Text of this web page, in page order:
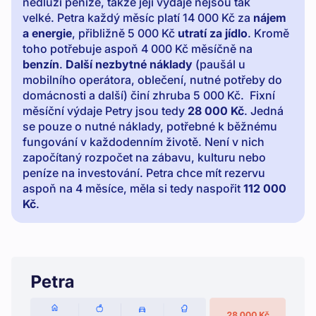
velké. Petra každý měsíc platí 14 000 Kč za nájem
a energie, přibližně 5 000 Kč utratí za jídlo. Kromě
toho potřebuje aspoň 4 000 Kč měsíčně na
benzín. Další nezbytné náklady (paušál u
mobilního operátora, oblečení, nutné potřeby do
domácnosti a další) činí zhruba 5 000 Kč. Fixní
měsíční výdaje Petry jsou tedy 28 000 Kč. Jedná
se pouze o nutné náklady, potřebné k běžnému
fungování v každodenním životě. Není v nich
započítaný rozpočet na zábavu, kulturu nebo
peníze na investování. Petra chce mít rezervu
aspoň na 4 měsíce, měla si tedy naspořit 112 000
Kč.